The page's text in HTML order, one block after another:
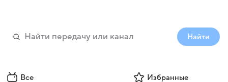
Найти
Все Избранные